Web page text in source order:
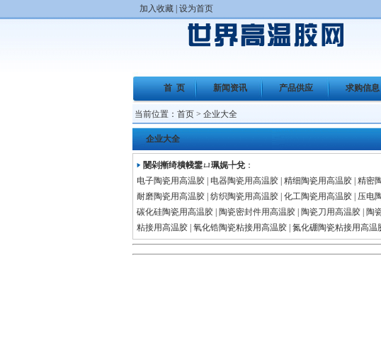
加入收藏 设为首页
首 页 新闻资讯 产品供应 求购信息
当前位置： 首页 > 企业大全
企业大全
闄剁摲绮樻帴鐢ㄩ珮娓╄兌：
电子陶瓷用高温胶
电器陶瓷用高温胶 精细陶瓷用高温胶 精密
耐磨陶瓷用高温胶 纺织陶瓷用高温胶 化工陶瓷用高温胶 压电
碳化硅陶瓷用高温胶
陶瓷密封件用高温胶 陶瓷刀用高温胶 陶
粘接用高温胶 氧化锆陶瓷粘接用高温胶 氮化硼陶瓷粘接用高温